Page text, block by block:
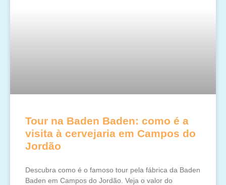
Tour na Baden Baden: como é a
visita à cervejaria em Campos do
Jordão
Descubra como é o famoso tour pela fábrica da Baden
Baden em Campos do Jordão. Veja o valor do